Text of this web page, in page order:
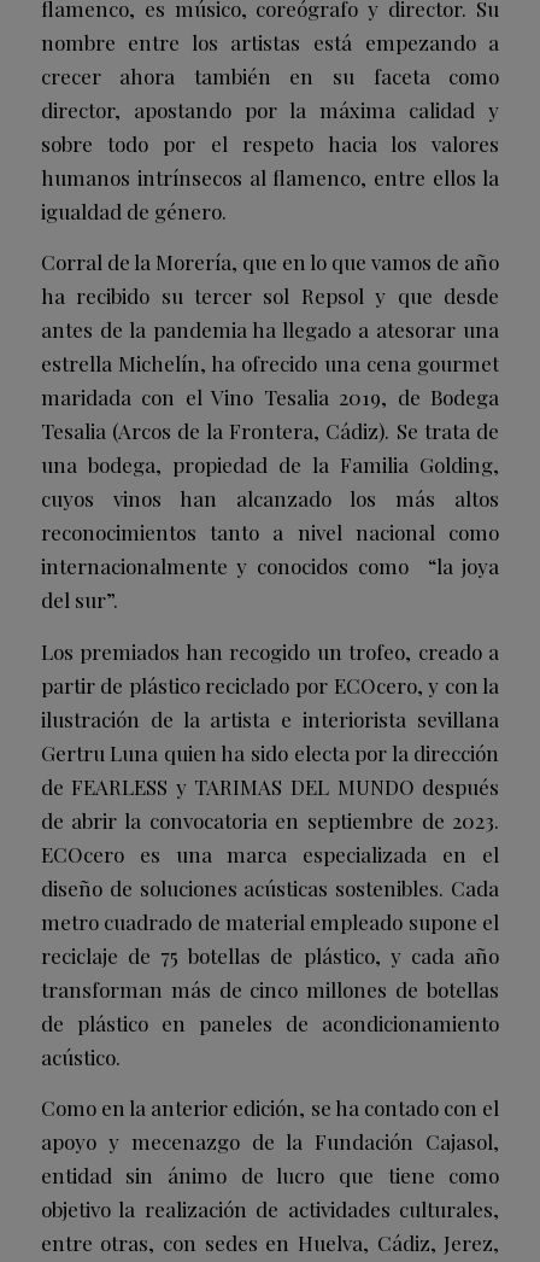
flamenco, es músico, coreógrafo y director. Su
nombre entre los artistas está empezando a
crecer ahora también en su faceta como
director, apostando por la máxima calidad y
sobre todo por el respeto hacia los valores
humanos intrínsecos al flamenco, entre ellos la
igualdad de género.
Corral de la Morería, que en lo que vamos de año
ha recibido su tercer sol Repsol y que desde
antes de la pandemia ha llegado a atesorar una
estrella Michelín, ha ofrecido una cena gourmet
maridada con el Vino Tesalia 2019, de Bodega
Tesalia(Arcos de la Frontera, Cádiz). Se trata de
una bodega, propiedad de la Familia Golding,
cuyos vinos han alcanzado los más altos
reconocimientos tanto a nivel nacional como
internacionalmente y conocidos como “la joya
del sur”.
Los premiados han recogido un trofeo, creado a
partir de plástico reciclado por ECOcero, y con la
ilustración de la artista e interiorista sevillana
Gertru Luna quien ha sido electa por la dirección
de FEARLESS y TARIMAS DEL MUNDO después
de abrir la convocatoria en septiembre de 2023.
ECOcero es una marca especializada en el
diseño de soluciones acústicas sostenibles. Cada
metro cuadrado de material empleado supone el
reciclaje de 75 botellas de plástico, y cada año
transforman más de cinco millones de botellas
de plástico en paneles de acondicionamiento
acústico.
Como en la anterior edición, se ha contado con el
apoyo y mecenazgo de la Fundación Cajasol,
entidad sin ánimo de lucro que tiene como
objetivo la realización de actividades culturales,
entre otras, con sedes en Huelva, Cádiz, Jerez,